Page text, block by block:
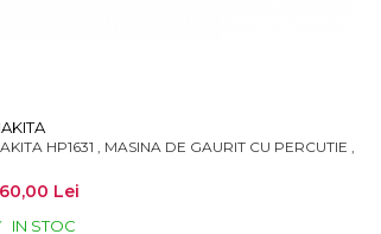
HP1631 , MASINA DE GAURIT CU PERCUTIE ,
Lei
IN STOC